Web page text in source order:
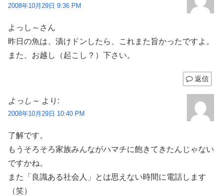
2008年10月29日 9:36 PM
よっし～さん
昨日の魚は、漬けドンしたら、これまた旨かったですよ。
また、お越し（起こし？）下さい。
返信
よっし～ より:
2008年10月29日 10:40 PM
了解です。
もうそろそろ家族みんながハマチに飽きてきたんじゃない
ですかね。
また「良識ある社会人」とは思えない時間に電話します
（笑）